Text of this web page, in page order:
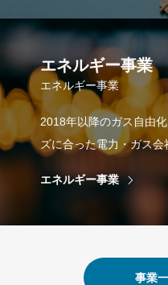
エネルギー事業
エネルギー事業
2018年以降のガス自由
ズに合った電力・ガス会
エネルギー事業
事業